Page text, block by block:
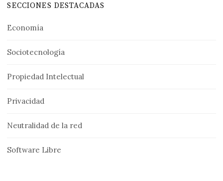
SECCIONES DESTACADAS
Economía
Sociotecnología
Propiedad Intelectual
Privacidad
Neutralidad de la red
Software Libre